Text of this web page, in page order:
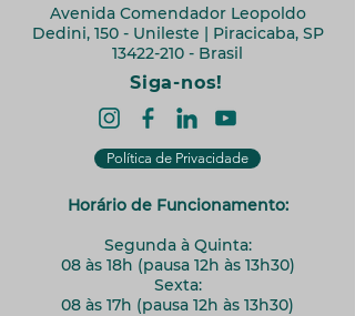
Avenida Comendador Leopoldo
Dedini, 150 - Unileste | Piracicaba, SP
13422-210 - Brasil
Siga-nos!
Política de Privacidade
Horário de Funcionamento:
Segunda à Quinta:
08 às 18h (pausa 12h às 13h30)​
Sexta:
08 às 17h (pausa 12h às 13h30)